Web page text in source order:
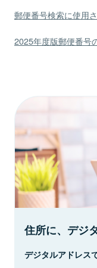
郵便番号検索に使用
2025年度版郵便番号
住所に、デジ
デジタルアドレス